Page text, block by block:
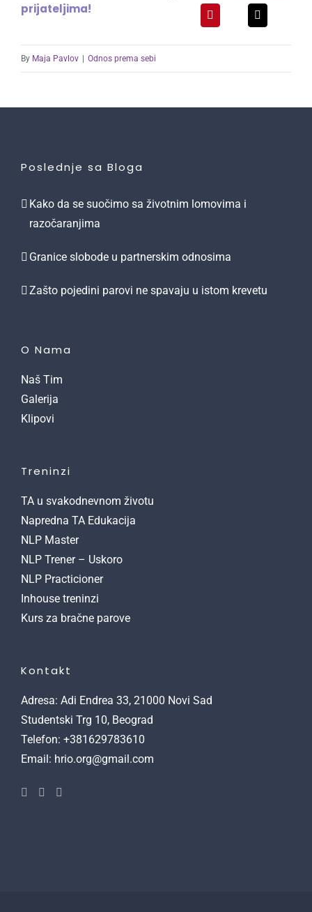
prijateljima!
By Maja Pavlov Odnos prema sebi
Poslednje sa Bloga
Kako da se suočimo sa životnim lomovima i
razočaranjima
Granice slobode u partnerskim odnosima
Zašto pojedini parovi ne spavaju u istom krevetu
O Nama
Naš Tim
Galerija
Klipovi
Treninzi
TA u svakodnevnom životu
Napredna TA Edukacija
NLP Master
NLP Trener – Uskoro
NLP Practicioner
Inhouse treninzi
Kurs za bračne parove
Kontakt
Adresa: Adi Endrea 33, 21000 Novi Sad
Studentski Trg 10, Beograd
Telefon: +381629783610
Email: hrio.org@gmail.com